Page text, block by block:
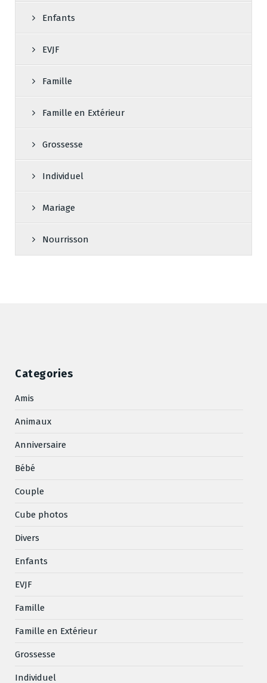
Enfants
EVJF
Famille
Famille en Extérieur
Grossesse
Individuel
Mariage
Nourrisson
Categories
Amis
Animaux
Anniversaire
Bébé
Couple
Cube photos
Divers
Enfants
EVJF
Famille
Famille en Extérieur
Grossesse
Individuel